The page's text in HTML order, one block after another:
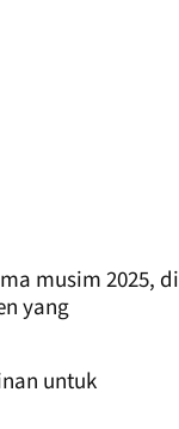
musim 2025, di
yang
untuk